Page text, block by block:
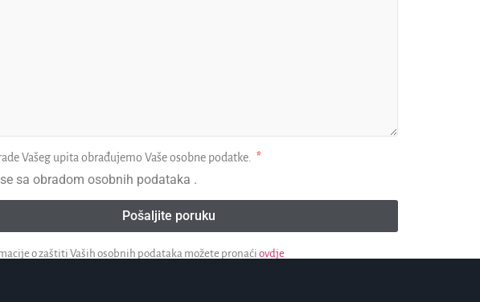
Vašeg upita obrađujemo Vaše osobne podatke.
sa obradom osobnih podataka .
Pošaljite poruku
o zaštiti Vaših osobnih podataka možete pronaći ovdje